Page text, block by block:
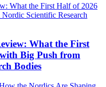
What the First
Big Push from
Bodies